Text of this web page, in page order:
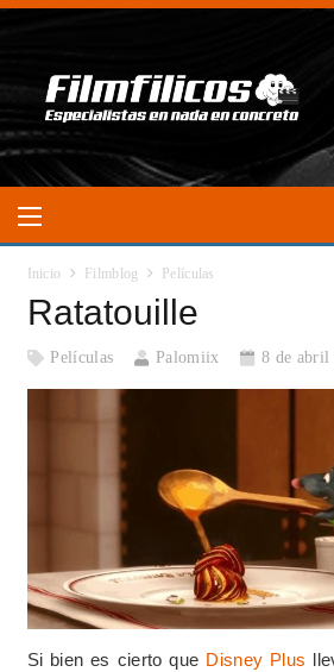
Inicio Filmblog Películas
Ratatouille
Películas Palomiix 8 de abril
Si bien es cierto que Disney Plus